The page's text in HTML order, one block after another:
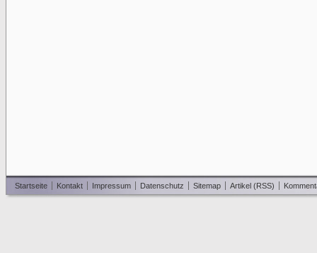
Startseite Kontakt Impressum Datenschutz Sitemap Artikel (RSS)